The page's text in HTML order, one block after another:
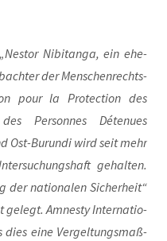
„Nes­tor Nibi­tan­ga, ein ehe­
der Men­schen­rechts­
pour la Pro­tec­tion des
Per­son­nes Déte­nues
Ost-Burun­di wird seit mehr
gehal­ten.
der natio­na­len Sicher­heit“
gelegt. Amnes­ty Inter­na­tio­
dies eine Ver­gel­tungs­maß­